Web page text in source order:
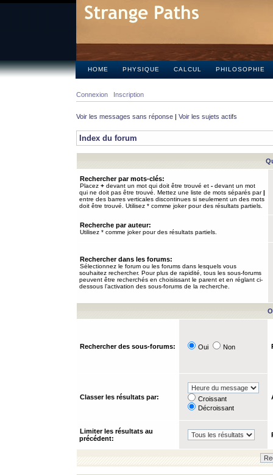
HOME PHYSIQUE CALCUL PHILOSOPHIE
Connexion Inscription
Voir les messages sans réponse | Voir les sujets actifs
Index du forum
Rechercher par mots-clés:
Placez + devant un mot qui doit être trouvé et - devant un mot
qui ne doit pas être trouvé. Mettez une liste de mots séparés par|
entre des barres verticales discontinues si seulement un des mots
doit être trouvé. Utilisez * comme joker pour des résultats partiels.
Recherche par auteur:
Utilisez * comme joker pour des résultats partiels.
Rechercher dans les forums:
Sélectionnez le forum ou les forums dans lesquels vous
souhaitez rechercher. Pour plus de rapidité, tous les sous-forums
peuvent être recherchés en choisissant le parent et en réglant ci-
dessous l’activation des sous-forums de la recherche.
Rechercher des sous-forums: Oui Non
Classer les résultats par:
Croissant
Décroissant
Limiter les résultats au
précédent: